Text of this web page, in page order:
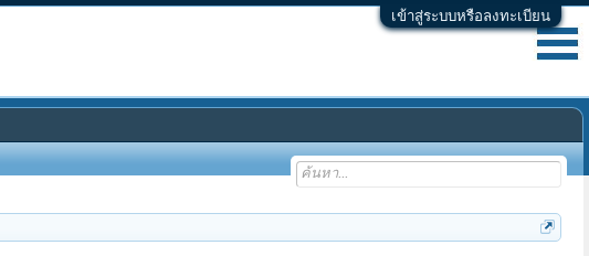
เข้าสู่ระบบหรือลงทะเบียน